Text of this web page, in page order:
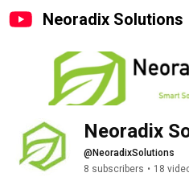
Neoradix Solutions
Neoradix
@NeoradixSolutions
8 subscribers • 18